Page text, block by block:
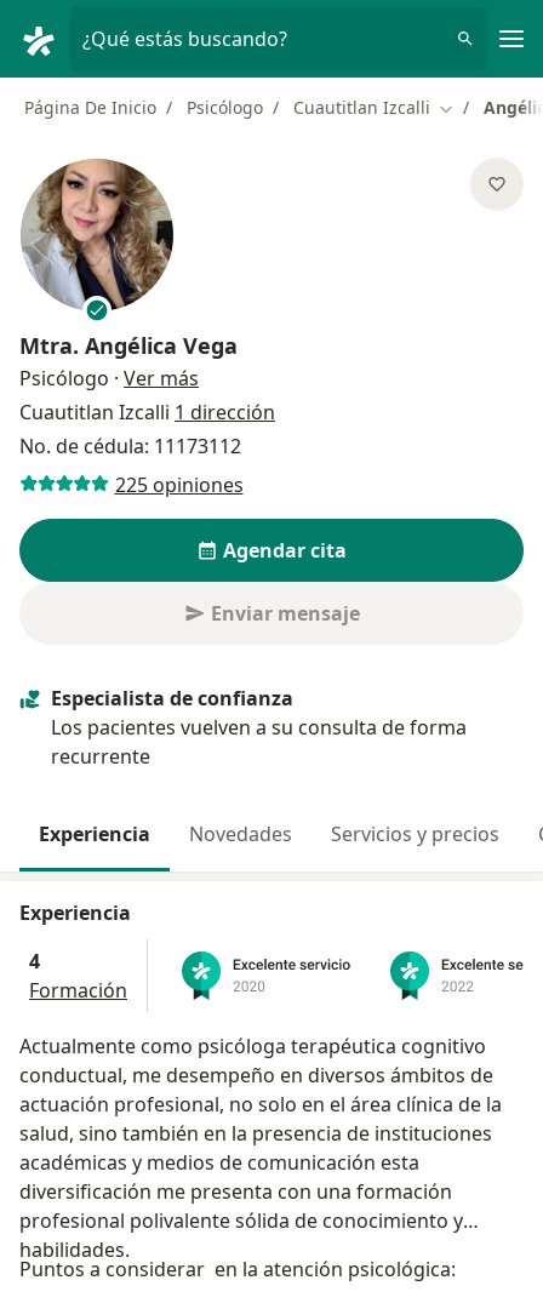
¿Qué estás buscando?
Página De Inicio Psicólogo Cuautitlan Izcalli Cambiar de
Mtra. Angélica Vega
Psicólogo · Ver más
Cuautitlan Izcalli 1 dirección
No. de cédula: 11173112
225 opiniones
Agendar cita
Enviar mensaje
Especialista de confianza
Los pacientes vuelven a su consulta de forma
recurrente
Experiencia Novedades Servicios y precios
Experiencia
4
Formación
Actualmente como psicóloga terapéutica cognitivo
conductual, me desempeño en diversos ámbitos de
actuación profesional, no solo en el área clínica de la
salud, sino también en la presencia de instituciones
académicas y medios de comunicación esta
diversificación me presenta con una formación
profesional polivalente sólida de conocimiento y
habilidades.
Puntos a considerar en la atención psicológica: